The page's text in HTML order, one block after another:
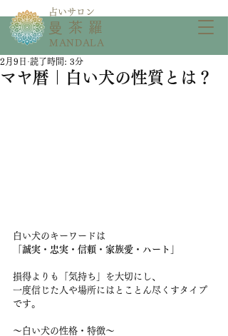
​占いサロン
​曼茶羅
MANDALA
マヤ暦｜白い犬の性質とは？
2月9日 読了時間: 3分
白い犬のキーワードは
「誠実・忠実・信頼・家族愛・ハート」
損得よりも「気持ち」を大切にし、
一度信じた人や場所にはとことん尽くすタイプ
です。
〜白い犬の性格・特徴〜